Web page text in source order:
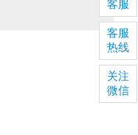
客服
客服
热线
关注
微信